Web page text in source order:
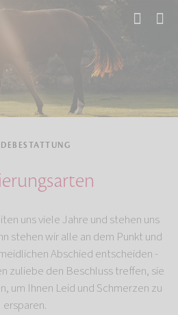
uns viele Jahre und stehen uns
stehen wir alle an dem Punkt und
Abschied entscheiden -
zuliebe den Beschluss treffen, sie
um Ihnen Leid und Schmerzen zu
ersparen.